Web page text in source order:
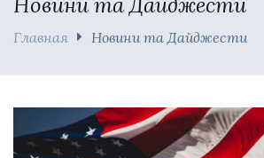
Главная Новини та Дайджести